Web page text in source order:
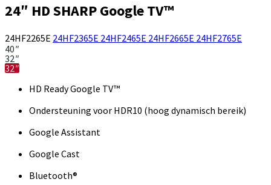
24″ HD SHARP Google TV™
24HF2265E 24HF2365E 24HF2465E 24HF2665E 24HF2765E
40″
32″
32″
HD Ready Google TV™
Ondersteuning voor HDR10 (hoog dynamisch bereik)
Google Assistant
Google Cast
Bluetooth®